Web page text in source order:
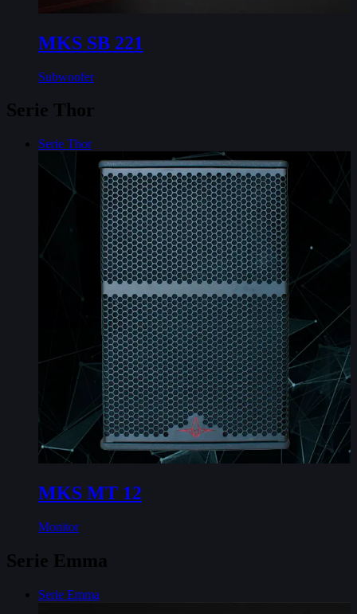
MKS SB 221
Subwoofer
Serie Thor
Serie Thor
MKS MT 12
Monitor
Serie Emma
Serie Emma